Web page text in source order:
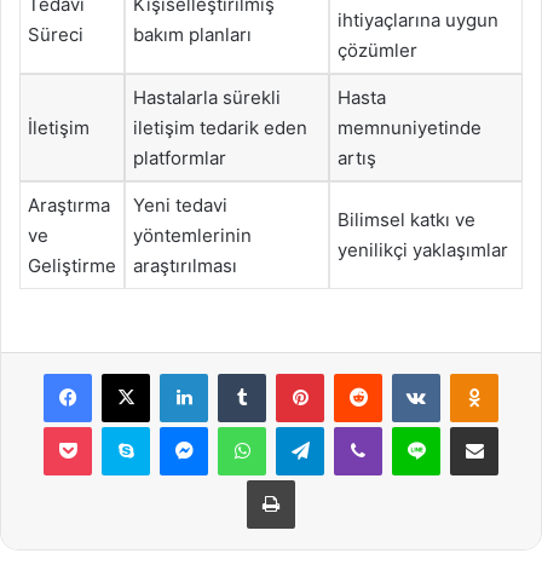
Süreci
bakım planları
ihtiyaçlarına uygun
çözümler
İletişim
Hastalarla sürekli
iletişim tedarik eden
platformlar
Hasta
memnuniyetinde
artış
Araştırma
ve
Geliştirme
Yeni tedavi
yöntemlerinin
araştırılması
Bilimsel katkı ve
yenilikçi yaklaşımlar
Facebook
X LinkedInTumblr PinterestReddit VKontakte
Pocket Skype MessengerWhatsAppTelegramViber Line E-Posta ile
Yazdır